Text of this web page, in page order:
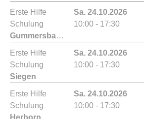
Erste Hilfe
Schulung
Gummersbach
Sa. 24.10.2026
10:00 - 17:30
Erste Hilfe
Schulung
Siegen
Sa. 24.10.2026
10:00 - 17:30
Erste Hilfe
Schulung
Herborn
Sa. 24.10.2026
10:00 - 17:30